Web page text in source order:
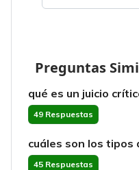
Preguntas
qué es un juicio
49 Respuestas
cuáles son los
45 Respuestas